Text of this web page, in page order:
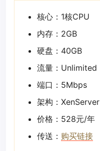
核心：1核CPU
内存：2GB
硬盘：40GB
流量：Unlimited
端口：5Mbps
架构：XenServer
价格：528元/年
传送： 购买链接